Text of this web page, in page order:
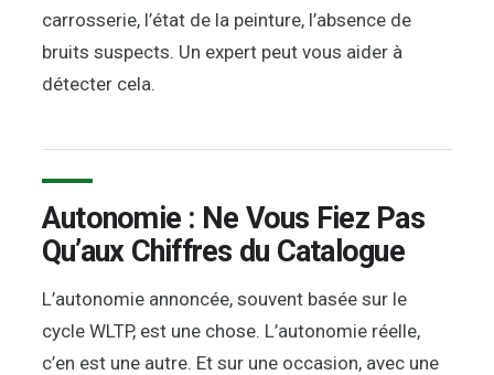
carrosserie, l’état de la peinture, l’absence de
bruits suspects. Un expert peut vous aider à
détecter cela.
Autonomie : Ne Vous Fiez Pas
Qu’aux Chiffres du Catalogue
L’autonomie annoncée, souvent basée sur le
cycle WLTP, est une chose. L’autonomie réelle,
c’en est une autre. Et sur une occasion, avec une